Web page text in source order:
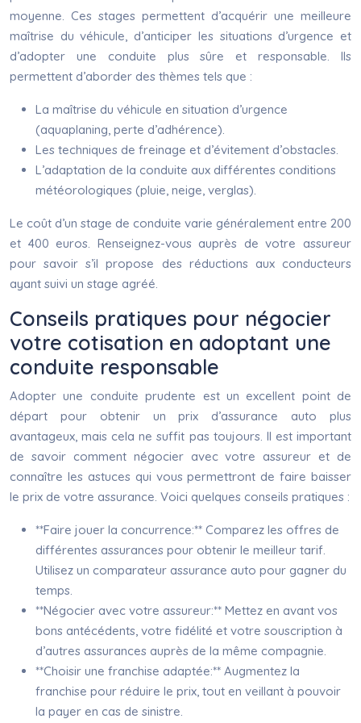
moyenne. Ces stages permettent d’acquérir une meilleure
maîtrise du véhicule, d’anticiper les situations d’urgence et
d’adopter une conduite plus sûre et responsable. Ils
permettent d’aborder des thèmes tels que :
La maîtrise du véhicule en situation d’urgence
(aquaplaning, perte d’adhérence).
Les techniques de freinage et d’évitement d’obstacles.
L’adaptation de la conduite aux différentes conditions
météorologiques (pluie, neige, verglas).
Le coût d’un stage de conduite varie généralement entre 200
et 400 euros. Renseignez-vous auprès de votre assureur
pour savoir s’il propose des réductions aux conducteurs
ayant suivi un stage agréé.
Conseils pratiques pour négocier
votre cotisation en adoptant une
conduite responsable
Adopter une conduite prudente est un excellent point de
départ pour obtenir un prix d’assurance auto plus
avantageux, mais cela ne suffit pas toujours. Il est important
de savoir comment négocier avec votre assureur et de
connaître les astuces qui vous permettront de faire baisser
le prix de votre assurance. Voici quelques conseils pratiques :
**Faire jouer la concurrence:** Comparez les offres de
différentes assurances pour obtenir le meilleur tarif.
Utilisez un comparateur assurance auto pour gagner du
temps.
**Négocier avec votre assureur:** Mettez en avant vos
bons antécédents, votre fidélité et votre souscription à
d’autres assurances auprès de la même compagnie.
**Choisir une franchise adaptée:** Augmentez la
franchise pour réduire le prix, tout en veillant à pouvoir
la payer en cas de sinistre.